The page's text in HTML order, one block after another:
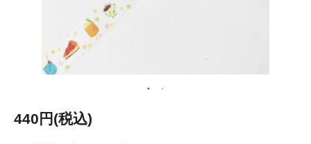
440円(税込)